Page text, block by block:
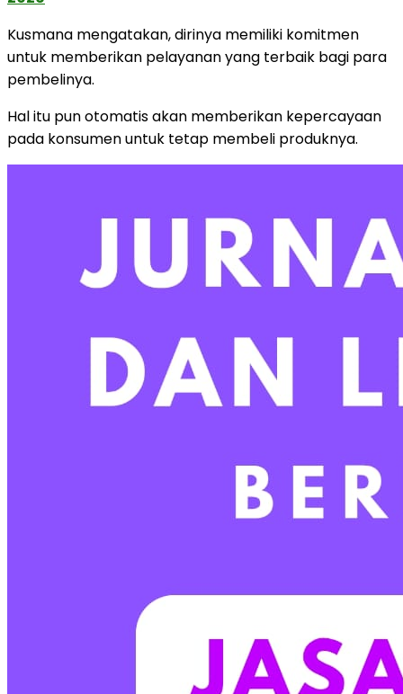
Kusmana mengatakan, dirinya memiliki komitmen
untuk memberikan pelayanan yang terbaik bagi para
pembelinya.
Hal itu pun otomatis akan memberikan kepercayaan
pada konsumen untuk tetap membeli produknya.